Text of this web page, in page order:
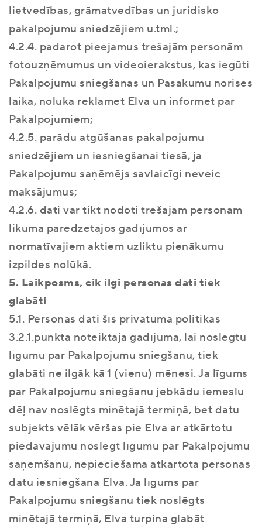
lietvedības, grāmatvedības un juridisko
pakalpojumu sniedzējiem u.tml.;
4.2.4. padarot pieejamus trešajām personām
fotouzņēmumus un videoierakstus, kas iegūti
Pakalpojumu sniegšanas un Pasākumu norises
laikā, nolūkā reklamēt Elva un informēt par
Pakalpojumiem;
4.2.5. parādu atgūšanas pakalpojumu
sniedzējiem un iesniegšanai tiesā, ja
Pakalpojumu saņēmējs savlaicīgi neveic
maksājumus;
4.2.6. dati var tikt nodoti trešajām personām
likumā paredzētajos gadījumos ar
normatīvajiem aktiem uzliktu pienākumu
izpildes nolūkā.
5. Laikposms, cik ilgi personas dati tiek
glabāti
5.1. Personas dati šīs privātuma politikas
3.2.1.punktā noteiktajā gadījumā, lai noslēgtu
līgumu par Pakalpojumu sniegšanu, tiek
glabāti ne ilgāk kā 1 (vienu) mēnesi. Ja līgums
par Pakalpojumu sniegšanu jebkādu iemeslu
dēļ nav noslēgts minētajā termiņā, bet datu
subjekts vēlāk vēršas pie Elva ar atkārtotu
piedāvājumu noslēgt līgumu par Pakalpojumu
saņemšanu, nepieciešama atkārtota personas
datu iesniegšana Elva. Ja līgums par
Pakalpojumu sniegšanu tiek noslēgts
minētajā termiņā, Elva turpina glabāt